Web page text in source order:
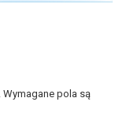
Wymagane pola są